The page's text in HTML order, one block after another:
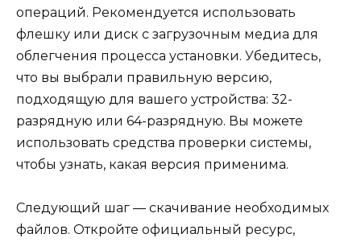
операций. Рекомендуется использовать
флешку или диск с загрузочным медиа для
облегчения процесса установки. Убедитесь,
что вы выбрали правильную версию,
подходящую для вашего устройства: 32-
разрядную или 64-разрядную. Вы можете
использовать средства проверки системы,
чтобы узнать, какая версия применима.
Следующий шаг — скачивание необходимых
файлов. Откройте официальный ресурс,